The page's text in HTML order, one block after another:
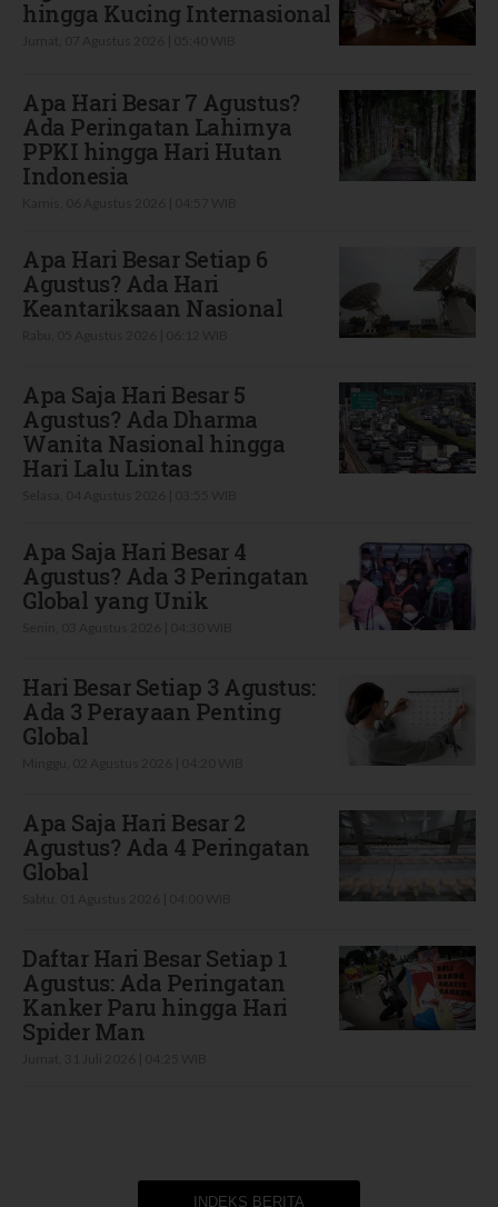
hingga Kucing Internasional
Apa Hari Besar 7 Agustus?
Ada Peringatan Lahirnya
PPKI hingga Hari Hutan
Indonesia
Apa Hari Besar Setiap 6
Agustus? Ada Hari
Keantariksaan Nasional
Apa Saja Hari Besar 5
Agustus? Ada Dharma
Wanita Nasional hingga
Hari Lalu Lintas
Apa Saja Hari Besar 4
Agustus? Ada 3 Peringatan
Global yang Unik
Hari Besar Setiap 3 Agustus:
Ada 3 Perayaan Penting
Global
Apa Saja Hari Besar 2
Agustus? Ada 4 Peringatan
Global
Daftar Hari Besar Setiap 1
Agustus: Ada Peringatan
Kanker Paru hingga Hari
Spider Man
INDEKS BERITA